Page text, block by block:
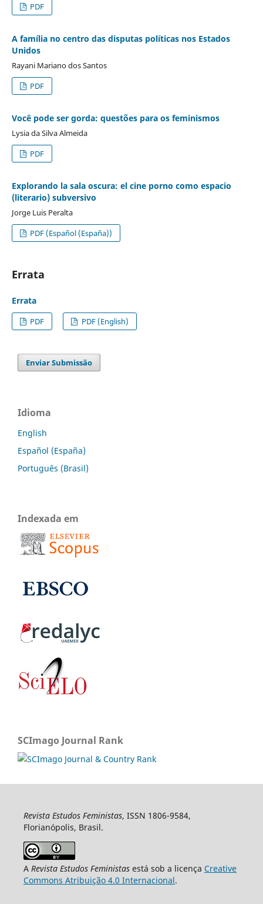
PDF
A família no centro das disputas políticas nos Estados
Unidos
Rayani Mariano dos Santos
PDF
Você pode ser gorda: questões para os feminismos
Lysia da Silva Almeida
PDF
Explorando la sala oscura: el cine porno como espacio
(literario) subversivo
Jorge Luis Peralta
PDF (Español (España))
Errata
Errata
PDF PDF (English)
Enviar Submissão
Idioma
English
Español (España)
Português (Brasil)
Indexada em
SCImago Journal Rank
Revista Estudos Feministas, ISSN 1806-9584,
Florianópolis, Brasil.
A Revista Estudos Feministasestá sob a licença Creative
Commons Atribuição 4.0 Internacional.